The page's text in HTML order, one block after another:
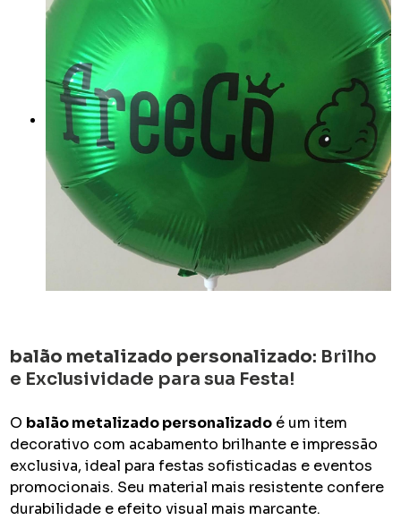
balão metalizado personalizado: Brilho
e Exclusividade para sua Festa!
O balão metalizado personalizado é um item
decorativo com acabamento brilhante e impressão
exclusiva, ideal para festas sofisticadas e eventos
promocionais. Seu material mais resistente confere
durabilidade e efeito visual mais marcante.